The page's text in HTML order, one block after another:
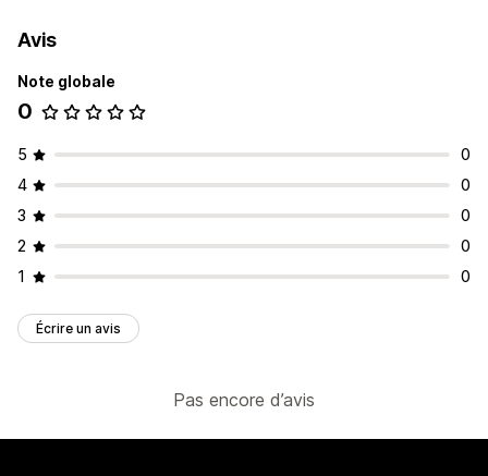
Avis
Note globale
0
5
0
4
0
3
0
2
0
1
0
Écrire un avis
Pas encore d’avis